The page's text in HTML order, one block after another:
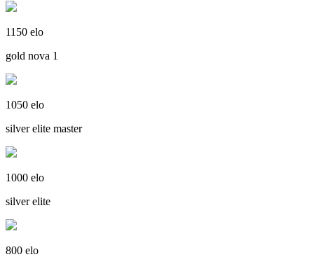
1150 elo
gold nova 1
1050 elo
silver elite master
1000 elo
silver elite
800 elo